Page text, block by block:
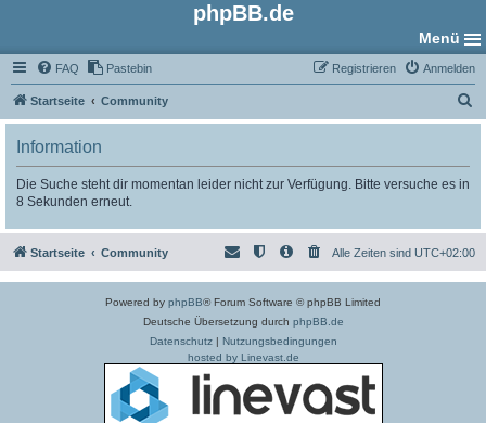
phpBB.de
Menü
FAQ Pastebin Anmelden
Registrieren
Startseite Community
u
Information
Die Suche steht dir momentan leider nicht zur Verfügung. Bitte versuche es in
8 Sekunden erneut.
Startseite Community Alle Zeiten sind UTC+02:00
Powered by phpBB® Forum Software © phpBB Limited
Deutsche Übersetzung durch phpBB.de
Datenschutz| Nutzungsbedingungen
hosted by Linevast.de